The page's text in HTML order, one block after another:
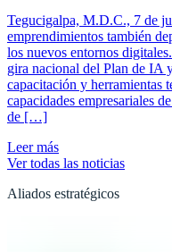
Tegucigalpa, M.D.C., 7 de
emprendimientos también
los nuevos entornos
gira nacional del Plan de IA
capacitación y herramientas
capacidades empresariales
de […]
Leer más
Ver todas las noticias
Aliados estratégicos